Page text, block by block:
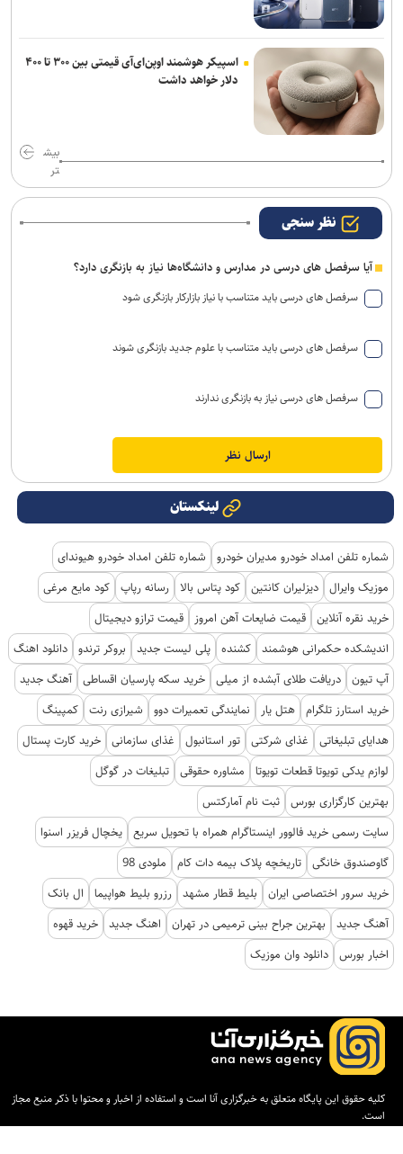
اسپیکر هوشمند اوپن‌ای‌آی قیمتی بین ۳۰۰ تا ۴۰۰
دلار خواهد داشت
بیش
تر
نظر سنجی
آیا سرفصل های درسی در مدارس و دانشگاه‌ها نیاز به بازنگری دارد؟
سرفصل های درسی باید متناسب با نیاز بازارکار بازنگری شود
سرفصل های درسی باید متناسب با علوم جدید بازنگری شوند
سرفصل های درسی نیاز به بازنگری ندارند
لینکستان
شماره تلفن امداد خودرو مدیران خودرو
شماره تلفن امداد خودرو هیوندای
موزیک وایرال دیزلیران کانتین کود پتاس بالا رسانه رپاپ کود مایع مرغی
خرید نقره آنلاین قیمت ضایعات آهن امروز
قیمت ترازو دیجیتال
اندیشکده حکمرانی هوشمند کشنده پلی لیست جدید بروکر ترندو دانلود اهنگ
آپ تیون دریافت طلای آبشده از میلی خرید سکه پارسیان اقساطی آهنگ جدید
خرید استارز تلگرام هتل یار نمایندگی تعمیرات دوو شیرازی رنت کمپینگ
هدایای تبلیغاتی
غذای شرکتی تور استانبول غذای سازمانی خرید کارت پستال
لوازم یدکی تویوتا قطعات تویوتا
مشاوره حقوقی تبلیغات در گوگل
بهترین کارگزاری بورس ثبت نام آمارکتس
سایت رسمی خرید فالوور اینستاگرام همراه با تحویل سریع یخچال فریزر اسنوا
گاوصندوق خانگی تاریخچه پلاک بیمه دات کام
ملودی 98
خرید سرور اختصاصی ایران
بلیط قطار مشهد رزرو بلیط هواپیما
ال بانک
آهنگ جدید
بهترین جراح بینی ترمیمی در تهران اهنگ جدید خرید قهوه
اخبار بورس دانلود وان موزیک
کلیه حقوق این پایگاه متعلق به خبرگزاری آنا است و استفاده از اخبار و محتوا با ذکر منبع مجاز
است.